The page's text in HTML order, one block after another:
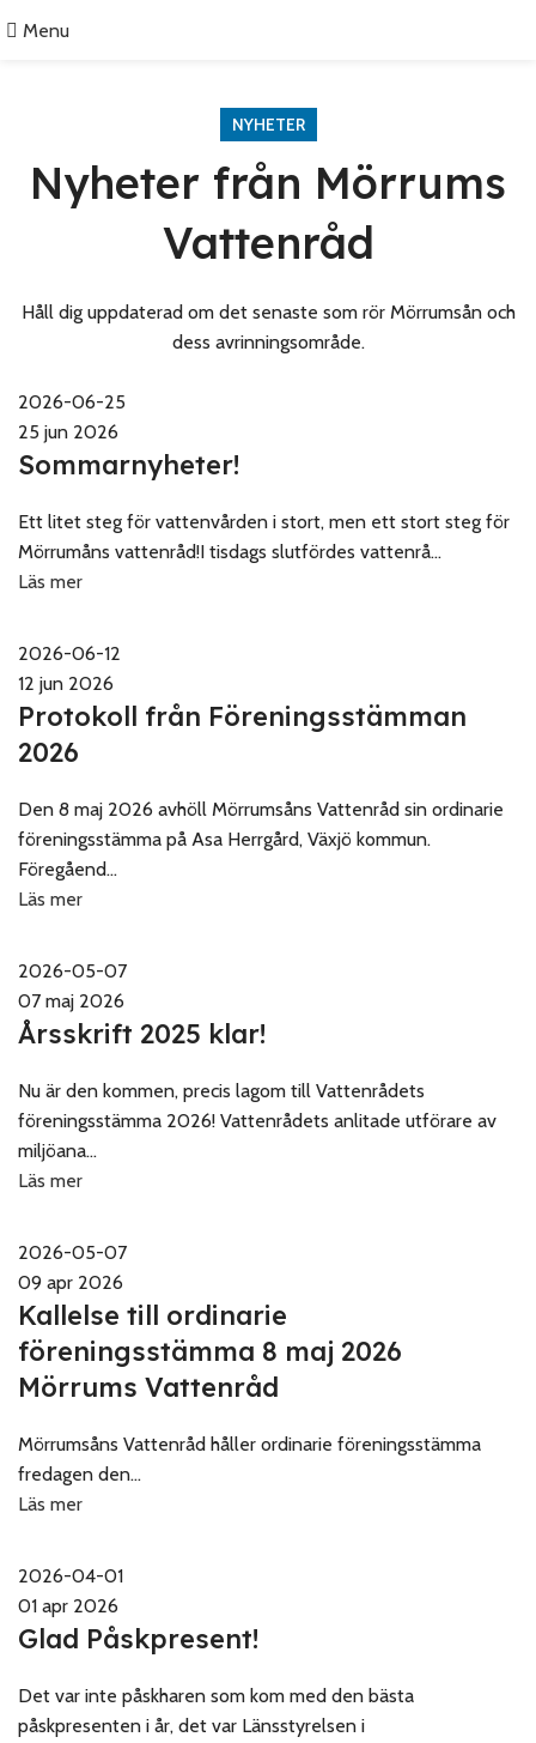
Menu
NYHETER
Nyheter från Mörrums
Vattenråd
Håll dig uppdaterad om det senaste som rör Mörrumsån och
dess avrinningsområde.
2026-06-25
25 jun 2026
Sommarnyheter!
Ett litet steg för vattenvården i stort, men ett stort steg för
Mörrumåns vattenråd!I tisdags slutfördes vattenrå...
Läs mer
2026-06-12
12 jun 2026
Protokoll från Föreningsstämman
2026
Den 8 maj 2026 avhöll Mörrumsåns Vattenråd sin ordinarie
föreningsstämma på Asa Herrgård, Växjö kommun.
Föregåend...
Läs mer
2026-05-07
07 maj 2026
Årsskrift 2025 klar!
Nu är den kommen, precis lagom till Vattenrådets
föreningsstämma 2026! Vattenrådets anlitade utförare av
miljöana...
Läs mer
2026-05-07
09 apr 2026
Kallelse till ordinarie
föreningsstämma 8 maj 2026
Mörrums Vattenråd
Mörrumsåns Vattenråd håller ordinarie föreningsstämma
fredagen den...
Läs mer
2026-04-01
01 apr 2026
Glad Påskpresent!
Det var inte påskharen som kom med den bästa
påskpresenten i år, det var Länsstyrelsen i